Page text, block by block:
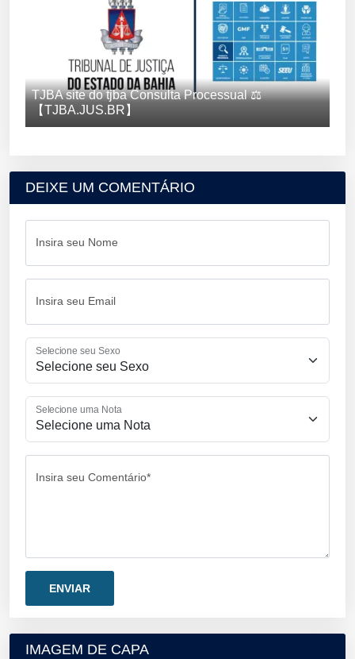
TJBA site do tjba Consulta Processual ⚖️
【TJBA.JUS.BR】
DEIXE UM COMENTÁRIO
Insira seu Nome
Insira seu Email
Selecione seu Sexo
Selecione uma Nota
Insira seu Comentário*
IMAGEM DE CAPA